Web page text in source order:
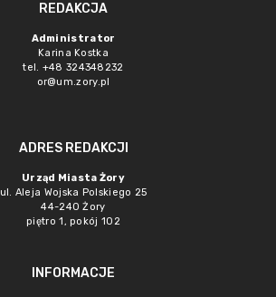
REDAKCJA
Administrator
Karina Kostka
tel. +48 324348232
or@um.zory.pl
ADRES REDAKCJI
Urząd Miasta Żory
ul. Aleja Wojska Polskiego 25
44-240 Żory
piętro 1, pokój 102
INFORMACJE